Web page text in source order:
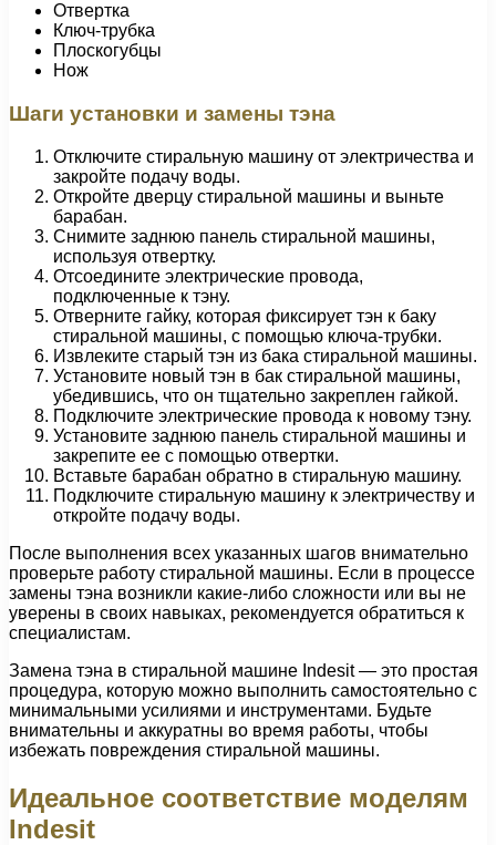
Отвертка
Ключ-трубка
Плоскогубцы
Нож
Шаги установки и замены тэна
Отключите стиральную машину от электричества и
закройте подачу воды.
Откройте дверцу стиральной машины и выньте
барабан.
Снимите заднюю панель стиральной машины,
используя отвертку.
Отсоедините электрические провода,
подключенные к тэну.
Отверните гайку, которая фиксирует тэн к баку
стиральной машины, с помощью ключа-трубки.
Извлеките старый тэн из бака стиральной машины.
Установите новый тэн в бак стиральной машины,
убедившись, что он тщательно закреплен гайкой.
Подключите электрические провода к новому тэну.
Установите заднюю панель стиральной машины и
закрепите ее с помощью отвертки.
Вставьте барабан обратно в стиральную машину.
Подключите стиральную машину к электричеству и
откройте подачу воды.
После выполнения всех указанных шагов внимательно
проверьте работу стиральной машины. Если в процессе
замены тэна возникли какие-либо сложности или вы не
уверены в своих навыках, рекомендуется обратиться к
специалистам.
Замена тэна в стиральной машине Indesit — это простая
процедура, которую можно выполнить самостоятельно с
минимальными усилиями и инструментами. Будьте
внимательны и аккуратны во время работы, чтобы
избежать повреждения стиральной машины.
Идеальное соответствие моделям
Indesit